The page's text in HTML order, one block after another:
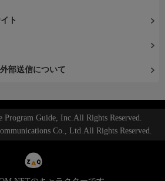
ト
部送信について
Guide, Inc.All Rights Reserved.
Co., Ltd.All Rights Reserved.